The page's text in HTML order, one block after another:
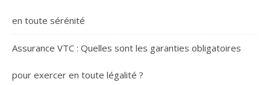
en toute sérénité
Assurance VTC : Quelles sont les garanties obligatoires
pour exercer en toute légalité ?